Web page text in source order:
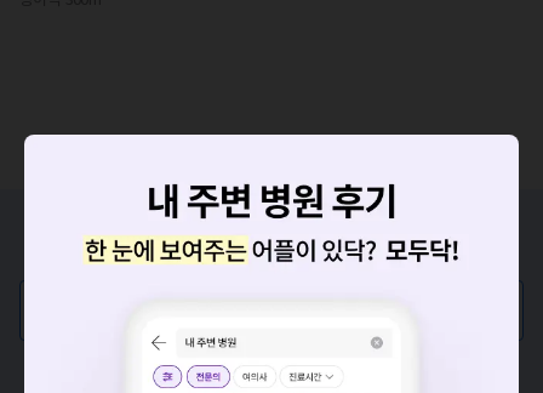
증상/치료, 궁금한 점이 있나요?
의사가 직접 답해드려요!
💬 무엇이든 물어보세요
혹은, 의료상담 서비스에 다양한 게시글 보러가기
요청하신 작업을 처리하지 못했습니다.